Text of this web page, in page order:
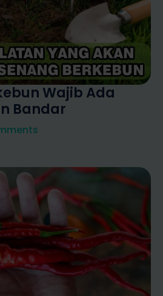
Wajib Ada
Bandar